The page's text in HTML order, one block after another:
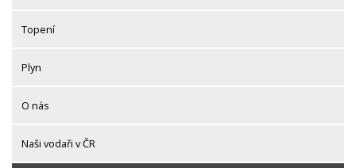
Topení
Plyn
O nás
Naši vodaři v ČR